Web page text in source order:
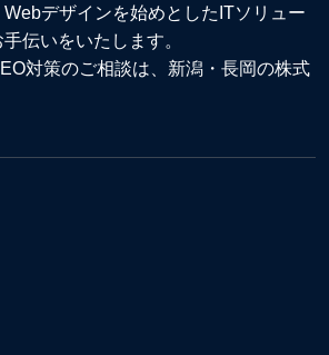
デザインを始めとしたITソリュー
伝いをいたします。
対策のご相談は、新潟・長岡の株式